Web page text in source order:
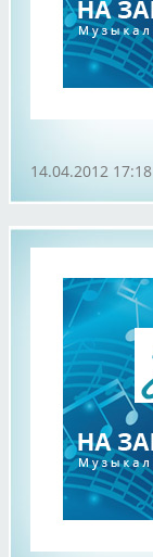
14.04.2012 17:18